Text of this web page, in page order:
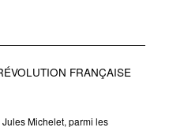
FRANÇAISE
Michelet, parmi les